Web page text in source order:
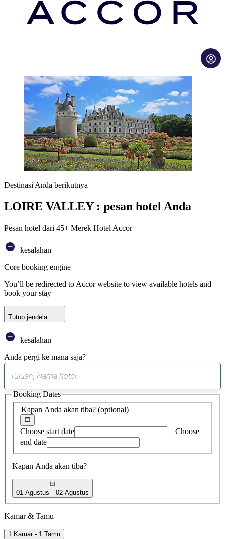
Destinasi Anda berikutnya
LOIRE VALLEY : pesan hotel Anda
Pesan hotel dari 45+ Merek Hotel Accor
kesalahan
Core booking engine
You’ll be redirected to Accor website to view available hotels and
book your stay
Tutup jendela
kesalahan
Anda pergi ke mana saja?
saran
ditemukan
Kapan Anda akan tiba? (optional)
Choose start date
Choose
end date
Kapan Anda akan tiba?
01 Agustus 02 Agustus
Booking Dates
Kamar & Tamu
1 Kamar - 1 Tamu